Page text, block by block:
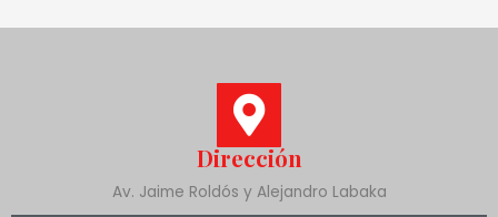
Dirección
Av. Jaime Roldós y Alejandro Labaka